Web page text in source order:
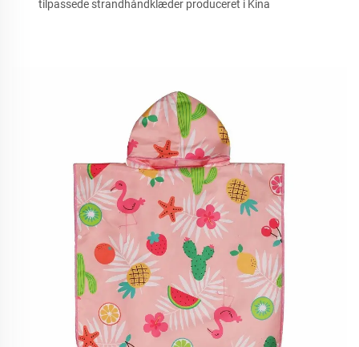
tilpassede strandhåndklæder produceret i Kina